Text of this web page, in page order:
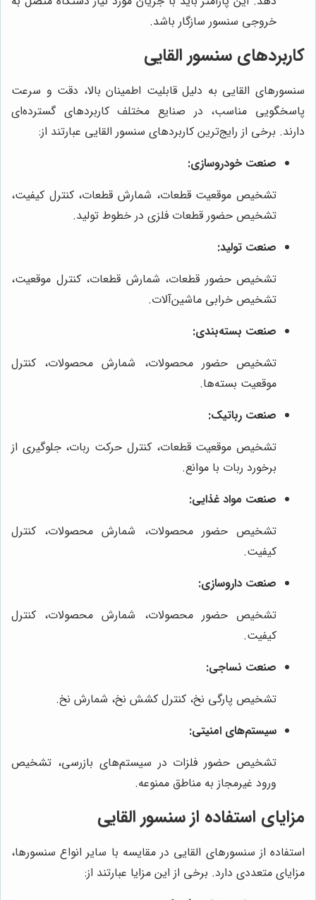
خروجی سنسور سازگار باشد.
کاربردهای سنسور القایی
سنسورهای القایی به دلیل قابلیت اطمینان بالا، دقت و سرعت
پاسخگویی مناسب، در صنایع مختلف کاربردهای گسترده‌ای
دارند. برخی از رایج‌ترین کاربردهای سنسور القایی عبارتند از:
صنعت خودروسازی:
تشخیص موقعیت قطعات، شمارش قطعات، کنترل کیفیت،
تشخیص حضور قطعات فلزی در خطوط تولید.
صنعت تولید:
تشخیص حضور قطعات، شمارش قطعات، کنترل موقعیت،
تشخیص خرابی ماشین‌آلات.
صنعت بسته‌بندی:
تشخیص حضور محصولات، شمارش محصولات، کنترل
موقعیت بسته‌ها.
صنعت رباتیک:
تشخیص موقعیت قطعات، کنترل حرکت ربات، جلوگیری از
برخورد ربات با موانع.
صنعت مواد غذایی:
تشخیص حضور محصولات، شمارش محصولات، کنترل
کیفیت.
صنعت داروسازی:
تشخیص حضور محصولات، شمارش محصولات، کنترل
کیفیت.
صنعت نساجی:
تشخیص پارگی نخ، کنترل کشش نخ، شمارش نخ.
سیستم‌های امنیتی:
تشخیص حضور فلزات در سیستم‌های بازرسی، تشخیص
ورود غیرمجاز به مناطق ممنوعه.
مزایای استفاده از سنسور القایی
استفاده از سنسورهای القایی در مقایسه با سایر انواع سنسورها،
مزایای متعددی دارد. برخی از این مزایا عبارتند از: